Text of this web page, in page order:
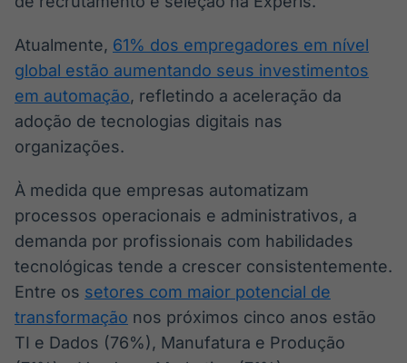
Atualmente, 61% dos empregadores em nível
global estão aumentando seus investimentos
em automação, refletindo a aceleração da
adoção de tecnologias digitais nas
organizações.
À medida que empresas automatizam
processos operacionais e administrativos, a
demanda por profissionais com habilidades
tecnológicas tende a crescer consistentemente.
Entre os setores com maior potencial de
transformação nos próximos cinco anos estão
TI e Dados (76%), Manufatura e Produção